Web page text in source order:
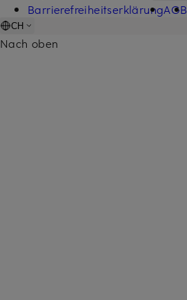
BarrierefreiheitserklärungAGB
CH
Nach oben